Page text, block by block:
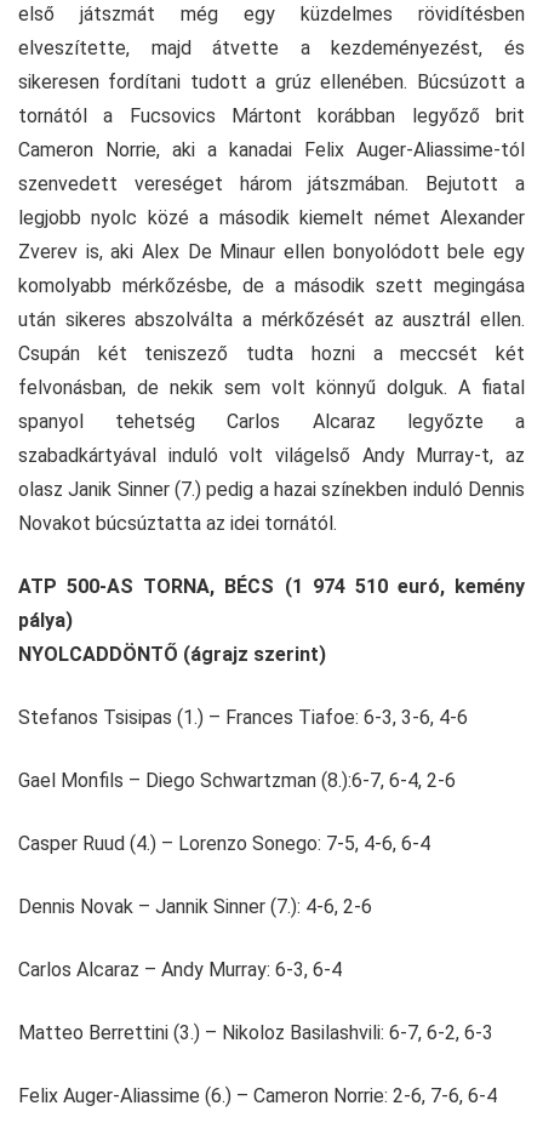
első játszmát még egy küzdelmes rövidítésben
elveszítette, majd átvette a kezdeményezést, és
sikeresen fordítani tudott a grúz ellenében. Búcsúzott a
tornától a Fucsovics Mártont korábban legyőző brit
Cameron Norrie, aki a kanadai Felix Auger-Aliassime-tól
szenvedett vereséget három játszmában. Bejutott a
legjobb nyolc közé a második kiemelt német Alexander
Zverev is, aki Alex De Minaur ellen bonyolódott bele egy
komolyabb mérkőzésbe, de a második szett megingása
után sikeres abszolválta a mérkőzését az ausztrál ellen.
Csupán két teniszező tudta hozni a meccsét két
felvonásban, de nekik sem volt könnyű dolguk. A fiatal
spanyol tehetség Carlos Alcaraz legyőzte a
szabadkártyával induló volt világelső Andy Murray-t, az
olasz Janik Sinner (7.) pedig a hazai színekben induló Dennis
Novakot búcsúztatta az idei tornától.
ATP 500-AS TORNA, BÉCS (1 974 510 euró, kemény
pálya)
NYOLCADDÖNTŐ (ágrajz szerint)
Stefanos Tsisipas (1.) – Frances Tiafoe: 6-3, 3-6, 4-6
Gael Monfils – Diego Schwartzman (8.):6-7, 6-4, 2-6
Casper Ruud (4.) – Lorenzo Sonego: 7-5, 4-6, 6-4
Dennis Novak – Jannik Sinner (7.): 4-6, 2-6
Carlos Alcaraz – Andy Murray: 6-3, 6-4
Matteo Berrettini (3.) – Nikoloz Basilashvili: 6-7, 6-2, 6-3
Felix Auger-Aliassime (6.) – Cameron Norrie: 2-6, 7-6, 6-4